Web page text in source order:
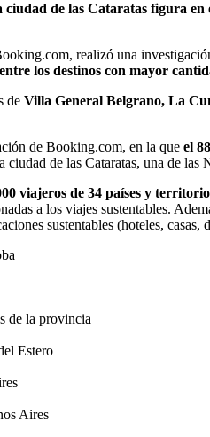
ciudad de las Cataratas figura
realizó una
los destinos con mayor
de Villa General Belgrano, La
de Booking.com, en la que el
ciudad de las Cataratas, una de
viajeros de 34 países y
a los viajes sustentables.
sustentables (hoteles,
de la provincia
Estero
Aires